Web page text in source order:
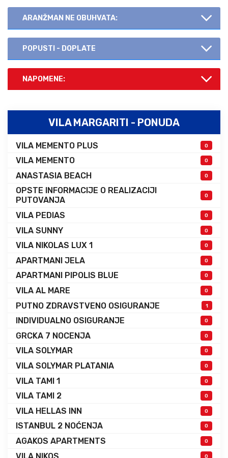
ARANŽMAN NE OBUHVATA:
POPUSTI - DOPLATE
NAPOMENE:
VILA MARGARITI - PONUDA
VILA MEMENTO PLUS 0
VILA MEMENTO 0
ANASTASIA BEACH 0
OPSTE INFORMACIJE O REALIZACIJI
PUTOVANJA
0
VILA PEDIAS 0
VILA SUNNY 0
VILA NIKOLAS LUX 1 0
APARTMANI JELA 0
APARTMANI PIPOLIS BLUE 0
VILA AL MARE 0
PUTNO ZDRAVSTVENO OSIGURANJE 1
INDIVIDUALNO OSIGURANJE 0
GRCKA 7 NOCENJA 0
VILA SOLYMAR 0
VILA SOLYMAR PLATANIA 0
VILA TAMI 1 0
VILA TAMI 2 0
VILA HELLAS INN 0
ISTANBUL 2 NOĆENJA 0
AGAKOS APARTMENTS 0
VILA NIKOS 0